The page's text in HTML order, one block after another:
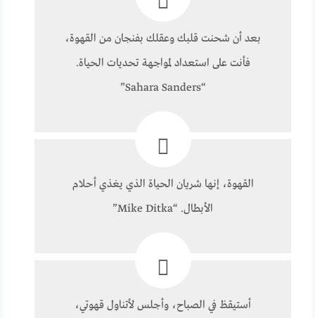
بعد أن شحنت قلبك وعقلك بفنجان من القهوة،
فأنت على استعداد لمواجهة تحديات الحياة.
“Sahara Sanders”
القهوة، إنها شريان الحياة الذي يغذي أحلام
الأبطال. “Mike Ditka”
أستيقظ في الصباح، وأجلس لأتناول قهوتي،